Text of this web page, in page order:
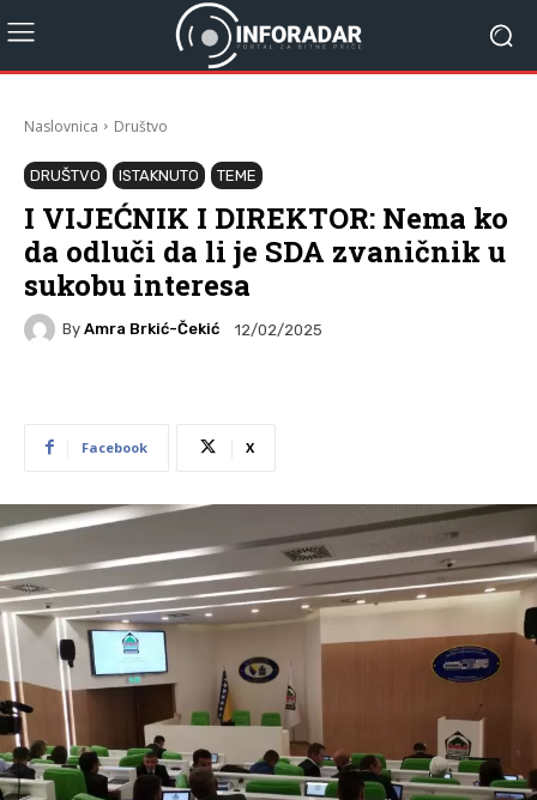
Naslovnica Društvo
DRUŠTVO ISTAKNUTO TEME
I VIJEĆNIK I DIREKTOR: Nema ko
da odluči da li je SDA zvaničnik u
sukobu interesa
By Amra Brkić-Čekić 12/02/2025
Facebook X